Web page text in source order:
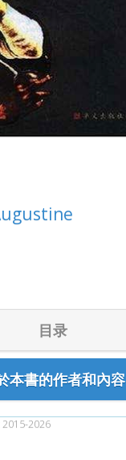
目录
本書的作者和內容
2026